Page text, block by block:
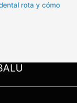
rota y cómo